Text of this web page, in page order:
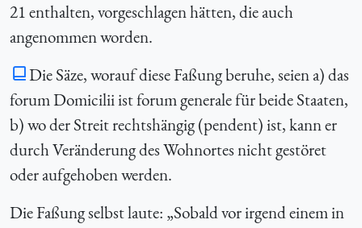
21 enthalten, vorgeschlagen hätten, die auch
angenommen worden.
Die Säze, worauf diese Faßung beruhe, seien a) das
forum Domicilii ist forum generale für beide Staaten,
b) wo der Streit rechtshängig (pendent) ist, kann er
durch Veränderung des Wohnortes nicht gestöret
oder aufgehoben werden.
Die Faßung selbst laute: „Sobald vor irgend einem in